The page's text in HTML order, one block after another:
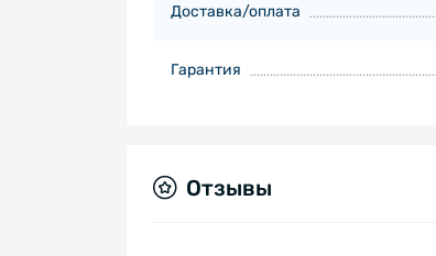
Доставка/оплата
Гарантия
Отзывы